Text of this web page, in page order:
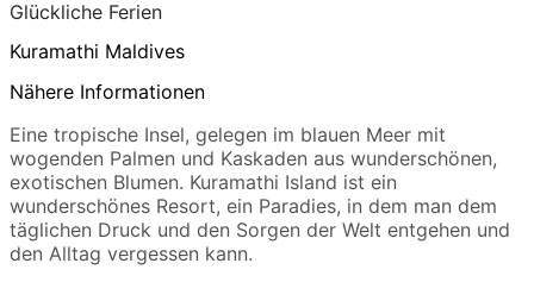
Glückliche Ferien
Kuramathi Maldives
Nähere Informationen
Eine tropische Insel, gelegen im blauen Meer mit
wogenden Palmen und Kaskaden aus wunderschönen,
exotischen Blumen. Kuramathi Island ist ein
wunderschönes Resort, ein Paradies, in dem man dem
täglichen Druck und den Sorgen der Welt entgehen und
den Alltag vergessen kann.